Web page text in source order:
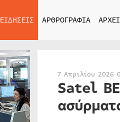
ΕΙΔΗΣΕΙΣ ΑΡΘΡΟΓΡΑΦΙΑ
7 Απριλίου 2026
Satel